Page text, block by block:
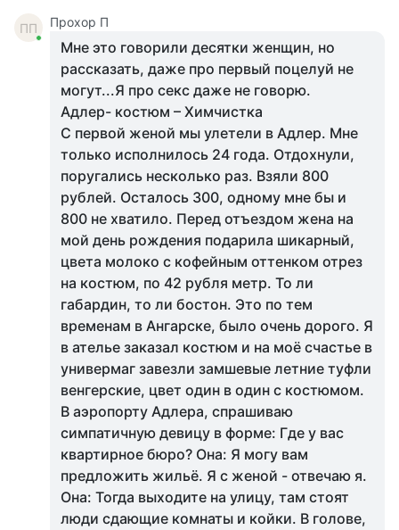
ПП Прохор П
Мне это говорили десятки женщин, но
рассказать, даже про первый поцелуй не
могут...Я про секс даже не говорю.
Адлер- костюм – Химчистка
С первой женой мы улетели в Адлер. Мне
только исполнилось 24 года. Отдохнули,
поругались несколько раз. Взяли 800
рублей. Осталось 300, одному мне бы и
800 не хватило. Перед отъездом жена на
мой день рождения подарила шикарный,
цвета молоко с кофейным оттенком отрез
на костюм, по 42 рубля метр. То ли
габардин, то ли бостон. Это по тем
временам в Ангарске, было очень дорого. Я
в ателье заказал костюм и на моё счастье в
универмаг завезли замшевые летние туфли
венгерские, цвет один в один с костюмом.
В аэропорту Адлера, спрашиваю
симпатичную девицу в форме: Где у вас
квартирное бюро? Она: Я могу вам
предложить жильё. Я с женой - отвечаю я.
Она: Тогда выходите на улицу, там стоят
люди сдающие комнаты и койки. В голове,